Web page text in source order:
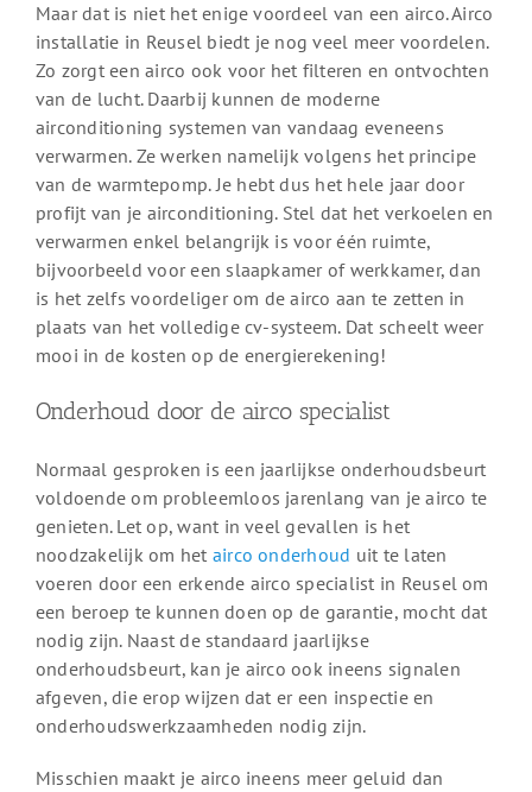
Maar dat is niet het enige voordeel van een airco. Airco
installatie in Reusel biedt je nog veel meer voordelen.
Zo zorgt een airco ook voor het filteren en ontvochten
van de lucht. Daarbij kunnen de moderne
airconditioning systemen van vandaag eveneens
verwarmen. Ze werken namelijk volgens het principe
van de warmtepomp. Je hebt dus het hele jaar door
profijt van je airconditioning. Stel dat het verkoelen en
verwarmen enkel belangrijk is voor één ruimte,
bijvoorbeeld voor een slaapkamer of werkkamer, dan
is het zelfs voordeliger om de airco aan te zetten in
plaats van het volledige cv-systeem. Dat scheelt weer
mooi in de kosten op de energierekening!
Onderhoud door de airco specialist
Normaal gesproken is een jaarlijkse onderhoudsbeurt
voldoende om probleemloos jarenlang van je airco te
genieten. Let op, want in veel gevallen is het
noodzakelijk om het airco onderhoud uit te laten
voeren door een erkende airco specialist in Reusel om
een beroep te kunnen doen op de garantie, mocht dat
nodig zijn. Naast de standaard jaarlijkse
onderhoudsbeurt, kan je airco ook ineens signalen
afgeven, die erop wijzen dat er een inspectie en
onderhoudswerkzaamheden nodig zijn.
Misschien maakt je airco ineens meer geluid dan